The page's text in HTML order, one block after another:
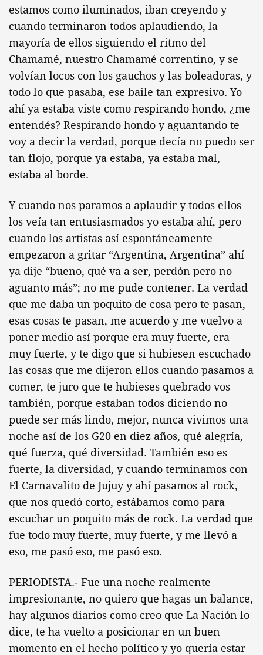
estamos como iluminados, iban creyendo y
cuando terminaron todos aplaudiendo, la
mayoría de ellos siguiendo el ritmo del
Chamamé, nuestro Chamamé correntino, y se
volvían locos con los gauchos y las boleadoras, y
todo lo que pasaba, ese baile tan expresivo. Yo
ahí ya estaba viste como respirando hondo, ¿me
entendés? Respirando hondo y aguantando te
voy a decir la verdad, porque decía no puedo ser
tan flojo, porque ya estaba, ya estaba mal,
estaba al borde.
Y cuando nos paramos a aplaudir y todos ellos
los veía tan entusiasmados yo estaba ahí, pero
cuando los artistas así espontáneamente
empezaron a gritar “Argentina, Argentina” ahí
ya dije “bueno, qué va a ser, perdón pero no
aguanto más”; no me pude contener. La verdad
que me daba un poquito de cosa pero te pasan,
esas cosas te pasan, me acuerdo y me vuelvo a
poner medio así porque era muy fuerte, era
muy fuerte, y te digo que si hubiesen escuchado
las cosas que me dijeron ellos cuando pasamos a
comer, te juro que te hubieses quebrado vos
también, porque estaban todos diciendo no
puede ser más lindo, mejor, nunca vivimos una
noche así de los G20 en diez años, qué alegría,
qué fuerza, qué diversidad. También eso es
fuerte, la diversidad, y cuando terminamos con
El Carnavalito de Jujuy y ahí pasamos al rock,
que nos quedó corto, estábamos como para
escuchar un poquito más de rock. La verdad que
fue todo muy fuerte, muy fuerte, y me llevó a
eso, me pasó eso, me pasó eso.
PERIODISTA.- Fue una noche realmente
impresionante, no quiero que hagas un balance,
hay algunos diarios como creo que La Nación lo
dice, te ha vuelto a posicionar en un buen
momento en el hecho político y yo quería estar